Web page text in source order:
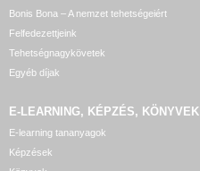
Bonis Bona – A nemzet tehetségeiért
Felfedezettjeink
Tehetségnagykövetek
Egyéb díjak
E-LEARNING, KÉPZÉS, KÖNYVEK
E-learning tananyagok
Képzések